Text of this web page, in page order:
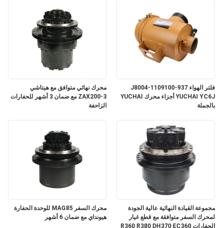
محرك نهائي متوافق مع هيتاشي
ZAX200-3 مع ضمان 3 أشهر للحفارات
الزاحفة
فلتر الهواء J8004-1109100-937
YUCHAI YC6J أجزاء محرك YUCHAI
بالجملة
محرك السفر MAG85 للوحدة الحفارة
هيونداي مع ضمان 6 أشهر
مجموعة القيادة النهائية عالية الجودة
لمحرك السفر متوافقة مع قطع غيار
الحفارات R360 R380 DH370 EC360